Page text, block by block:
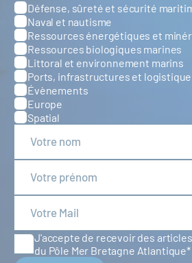
Catégories
Défense, sûreté et sécurité
Naval et nautisme
Ressources énergétiques et
Ressources biologiques marines
Littoral et environnement marins
Ports, infrastructures et logistique
Évènements
Europe
Spatial
J'accepte de recevoir des
du Pôle Mer Bretagne Atlantique